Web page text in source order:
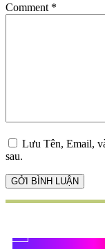
Comment *
Lưu Tên, Email,
sau.